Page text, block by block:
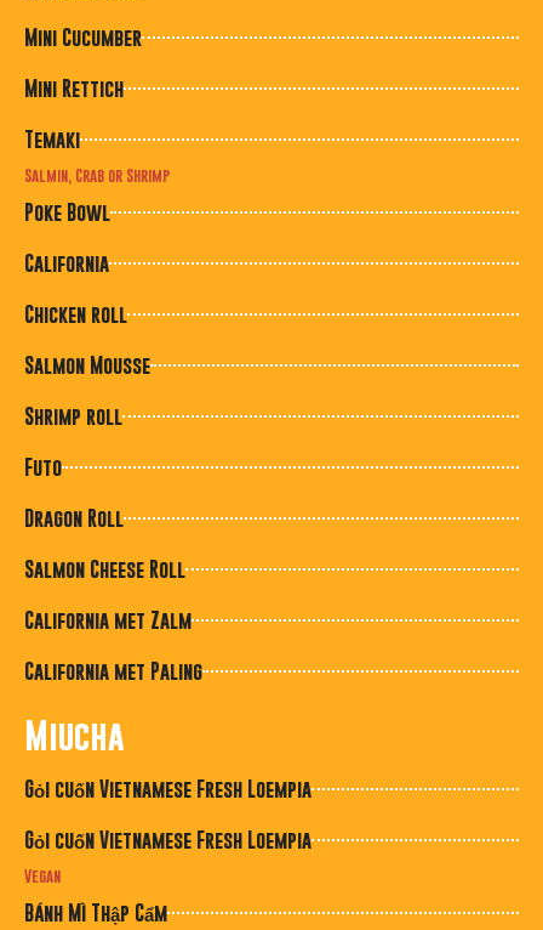
Mini Cucumber
Mini Rettich
Temaki
Salmin, Crab or Shrimp
Poke Bowl
California
Chicken roll
Salmon Mousse
Shrimp roll
Futo
Dragon Roll
Salmon Cheese Roll
California met Zalm
California met Paling
Miucha
Gỏi cuốn Vietnamese Fresh Loempia
Gỏi cuốn Vietnamese Fresh Loempia
Vegan
Bánh Mì Thập Cẩm